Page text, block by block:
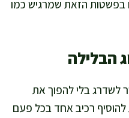
בפשטות הזאת שמרגיש כמו
הבלילה
לשדרג בלי להפוך את
רכיב אחד בכל פעם